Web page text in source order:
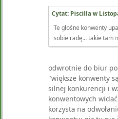
Cytat: Piscilla w
Te głośne konwenty
sobie radę... takie tam
odwrotnie do biur
"większe konwenty
silnej konkurencji i
konwentowych
korzysta na